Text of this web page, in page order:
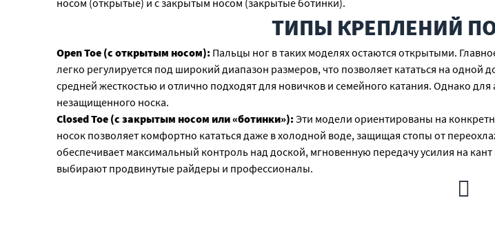
носом (открытые) и с закрытым носом (закрытые ботинки).
ТИПЫ КРЕПЛЕНИЙ
Open Toe (с открытым носом):Пальцы ног в таких моделях остаются открытыми.
легко регулируется под широкий диапазон размеров, что позволяет кататься на
средней жесткостью и отлично подходят для новичков и семейного катания. Однако
незащищенного носка.
Closed Toe (с закрытым носом или «ботинки»):Эти модели ориентированы на
носок позволяет комфортно кататься даже в холодной воде, защищая стопы от
обеспечивает максимальный контроль над доской, мгновенную передачу усилия на
выбирают продвинутые райдеры и профессионалы.
В воде любое снаряжение подвергается серьезным нагрузкам и